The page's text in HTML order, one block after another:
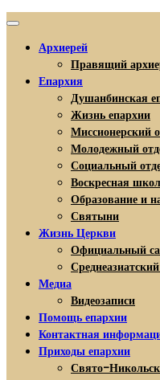
Архиерей
Правящий
Епархия
Душанбинская
Жизнь епархии
Миссионерский
Молодежный
Социальный
Воскресная
Образование и
Святыни
Жизнь Церкви
Официальный
Медиа
Видеозаписи
Помощь епархии
Контактная
Приходы епархии
Свято-